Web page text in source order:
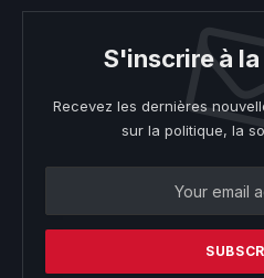
S'inscrire à
Recevez les dernières
sur la politique, la